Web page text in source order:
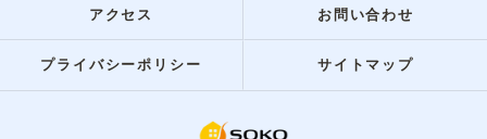
アクセス お問い合わせ
プライバシーポリシー サイトマップ